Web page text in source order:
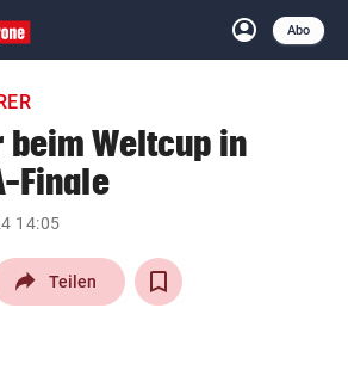
account_circle
Anmelden
Abo
close Schließen
arrow_right
beim Weltcup in
Finale
14:05
Teilen